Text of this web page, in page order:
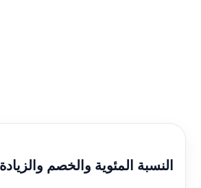
النسبة المئوية والخصم والزيادة